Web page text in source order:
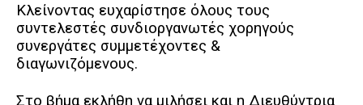
Κλείνοντας ευχαρίστησε όλους τους
συντελεστές συνδιοργανωτές χορηγούς
συνεργάτες συμμετέχοντες &
διαγωνιζόμενους.
Στο βήμα εκλήθη να μιλήσει και η Διευθύντρια